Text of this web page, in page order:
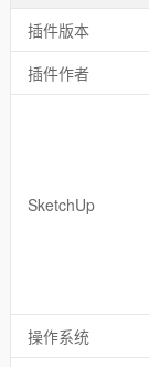
插件版本
插件作者
SketchUp
操作系统